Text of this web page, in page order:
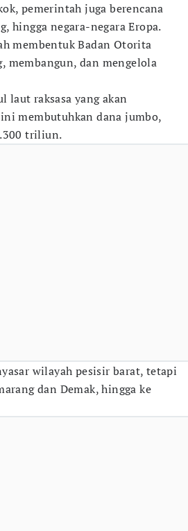
pemerintah juga berencana
hingga negara-negara Eropa.
membentuk Badan Otorita
membangun, dan mengelola
laut raksasa yang akan
membutuhkan dana jumbo,
triliun.
wilayah pesisir barat, tetapi
dan Demak, hingga ke